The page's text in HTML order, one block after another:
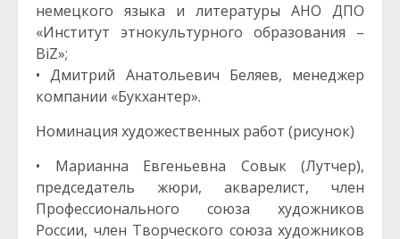
немецкого языка и литературы АНО ДПО
«Институт этнокультурного образования –
BiZ»;
• Дмитрий Анатольевич Беляев, менеджер
компании «Букхантер».
Номинация художественных работ (рисунок)
• Марианна Евгеньевна Совык (Лутчер),
председатель жюри, акварелист, член
Профессионального союза художников
России, член Творческого союза художников